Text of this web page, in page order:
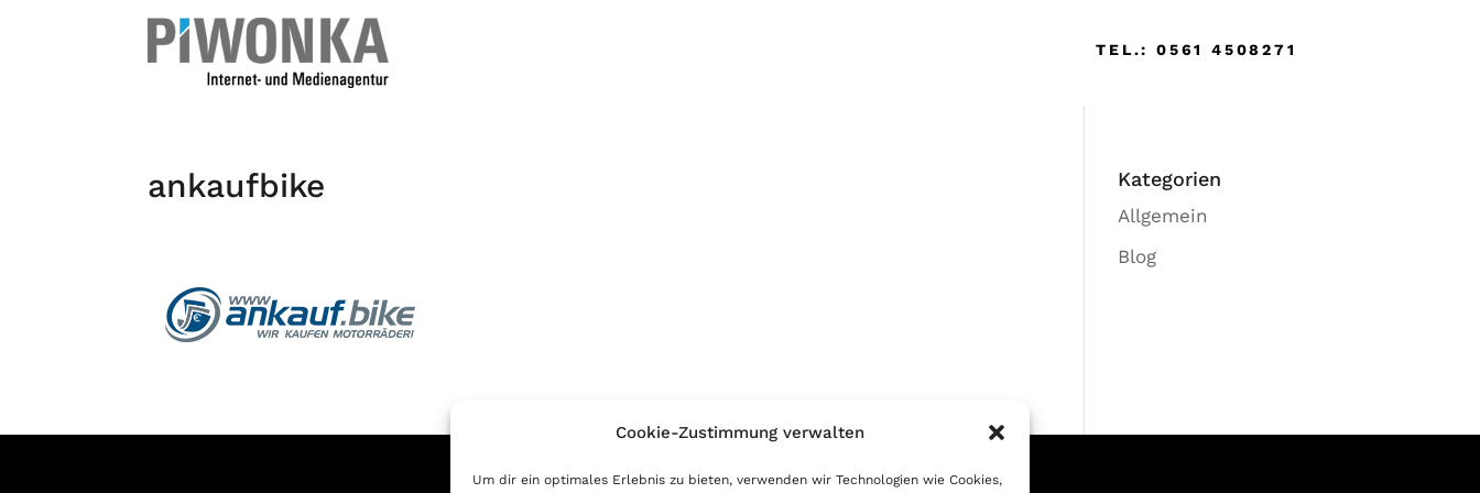
Cookie-Zustimmung verwalten
Um dir ein optimales Erlebnis zu bieten, verwenden wir Technologien wie Cookies,
TEL.: 0561 4508271
ankaufbike Kategorien
Allgemein
Blog